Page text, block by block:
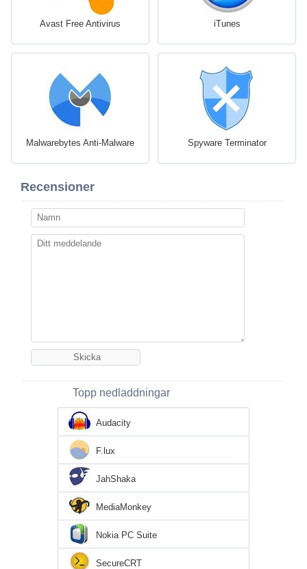
Avast Free Antivirus iTunes
Malwarebytes Anti-Malware Spyware Terminator
Recensioner
Topp nedladdningar
Audacity
F.lux
JahShaka
MediaMonkey
Nokia PC Suite
SecureCRT